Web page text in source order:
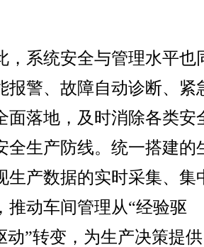
系统安全与管理水平也
报警、故障自动诊断、紧
面落地，及时消除各类安
全生产防线。统一搭建的
生产数据的实时采集、集
推动车间管理从“经验驱
动”转变，为生产决策提